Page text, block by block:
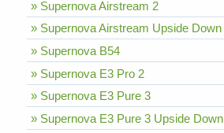
» Supernova Airstream 2
» Supernova Airstream Upside Down
» Supernova B54
» Supernova E3 Pro 2
» Supernova E3 Pure 3
» Supernova E3 Pure 3 Upside Down